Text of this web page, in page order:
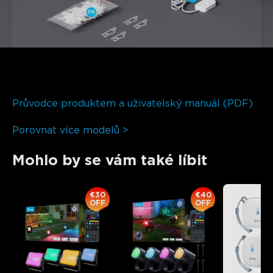
Průvodce produktem a uživatelský manuál (PDF)
Porovnat více modelů >
Mohlo by se vám také líbit
€30
OFF
€40
OFF